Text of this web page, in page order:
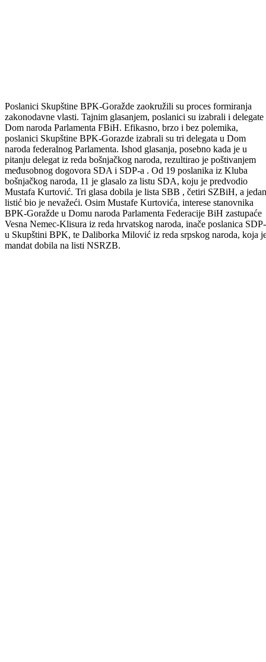
Poslanici Skupštine BPK-Goražde zaokružili su proces formiranja
zakonodavne vlasti. Tajnim glasanjem, poslanici su izabrali i delegate
Dom naroda Parlamenta FBiH. Efikasno, brzo i bez polemika,
poslanici Skupštine BPK-Gorazde izabrali su tri delegata u Dom
naroda federalnog Parlamenta. Ishod glasanja, posebno kada je u
pitanju delegat iz reda bošnjačkog naroda, rezultirao je poštivanjem
međusobnog dogovora SDA i SDP-a . Od 19 poslanika iz Kluba
bošnjačkog naroda, 11 je glasalo za listu SDA, koju je predvodio
Mustafa Kurtović. Tri glasa dobila je lista SBB , četiri SZBiH, a jedan
listić bio je nevažeći. Osim Mustafe Kurtovića, interese stanovnika
BPK-Goražde u Domu naroda Parlamenta Federacije BiH zastupaće